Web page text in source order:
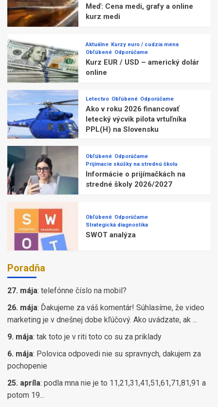
Meď: Cena medi, grafy a online
kurz medi
Aktuálne Kurzy euro / cudzia mena
Obľúbené Odporúčame
Kurz EUR / USD – americký dolár
online
Letectvo Obľúbené Odporúčame
Ako v roku 2026 financovať
letecký výcvik pilota vrtuľníka
PPL(H) na Slovensku
Obľúbené Odporúčame
Prijímacie skúšky na strednú školu
Informácie o prijímačkách na
stredné školy 2026/2027
Obľúbené Odporúčame
Strategická diagnostika
SWOT analýza
Poradňa
27. mája: telefónne číslo na mobil?
26. mája: Ďakujeme za váš komentár! Súhlasíme, že video
marketing je v dnešnej dobe kľúčový. Ako uvádzate, ak ...
9. mája: tak toto je v riti toto co su za priklady
6. mája: Polovica odpovedi nie su spravnych, dakujem za
pochopenie
25. apríla: podla mna nie je to 11,21,31,41,51,61,71,81,91 a
potom 19...